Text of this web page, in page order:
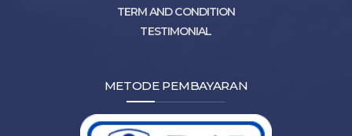
TERM AND CONDITION
TESTIMONIAL
METODE PEMBAYARAN